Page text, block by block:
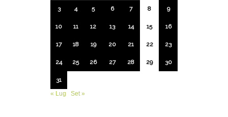
3 4 5 6 7 8 9
10 11 12 13 14 15 16
17 18 19 20 21 22 23
24 25 26 27 28 29 30
31
« Lug
Set »